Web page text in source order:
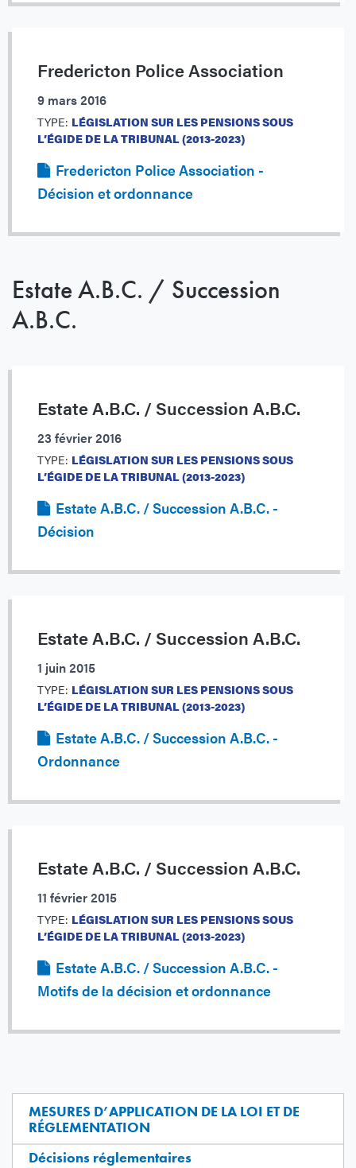
MESURES D’APPLICATION DE LA LOI ET DE
RÉGLEMENTATION
Décisions réglementaires
Fredericton Police Association
9 mars 2016
TYPE: LÉGISLATION SUR LES PENSIONS SOUS
L’ÉGIDE DE LA TRIBUNAL (2013-2023)
Fredericton Police Association -
Décision et ordonnance
Estate A.B.C. / Succession
A.B.C.
Estate A.B.C. / Succession A.B.C.
23 février 2016
TYPE: LÉGISLATION SUR LES PENSIONS SOUS
L’ÉGIDE DE LA TRIBUNAL (2013-2023)
Estate A.B.C. / Succession A.B.C. -
Décision
Estate A.B.C. / Succession A.B.C.
1 juin 2015
TYPE: LÉGISLATION SUR LES PENSIONS SOUS
L’ÉGIDE DE LA TRIBUNAL (2013-2023)
Estate A.B.C. / Succession A.B.C. -
Ordonnance
Estate A.B.C. / Succession A.B.C.
11 février 2015
TYPE: LÉGISLATION SUR LES PENSIONS SOUS
L’ÉGIDE DE LA TRIBUNAL (2013-2023)
Estate A.B.C. / Succession A.B.C. -
Motifs de la décision et ordonnance